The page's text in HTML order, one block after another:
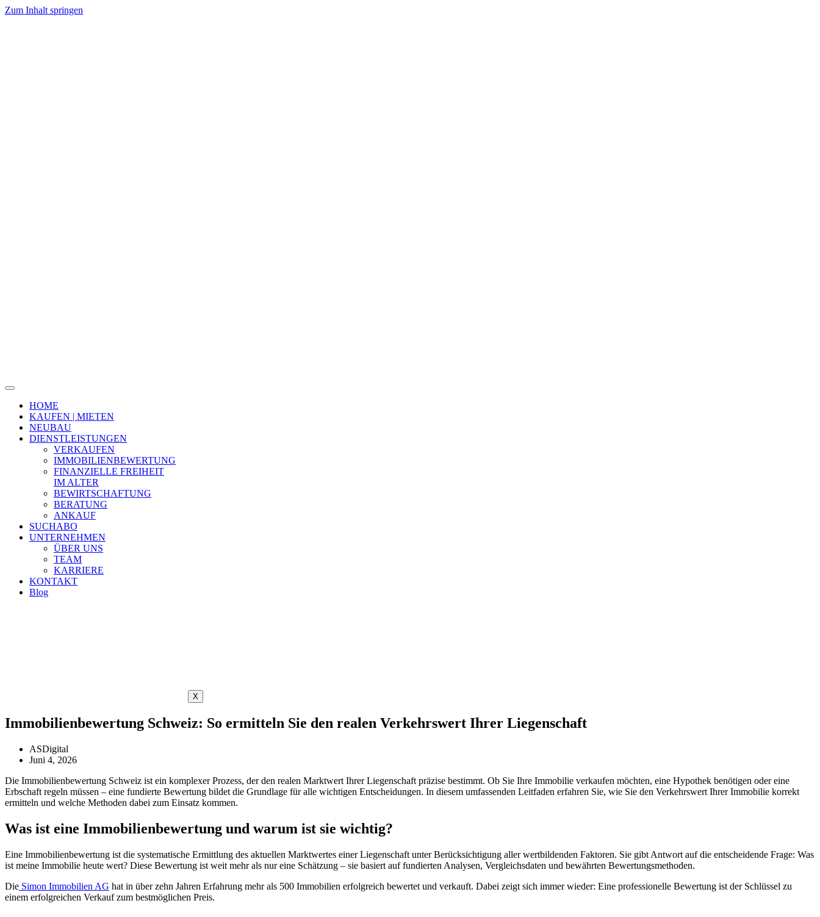
Zum Inhalt springen
HOME
KAUFEN | MIETEN
NEUBAU
DIENSTLEISTUNGEN
VERKAUFEN
IMMOBILIENBEWERTUNG
FINANZIELLE FREIHEIT
IM ALTER
BEWIRTSCHAFTUNG
BERATUNG
ANKAUF
SUCHABO
UNTERNEHMEN
ÜBER UNS
TEAM
KARRIERE
KONTAKT
Blog
X
Immobilienbewertung Schweiz: So ermitteln Sie den realen Verkehrswert Ihrer Liegenschaft
ASDigital
Juni 4, 2026
Die Immobilienbewertung Schweiz ist ein komplexer Prozess, der den realen Marktwert Ihrer Liegenschaft präzise bestimmt. Ob Sie Ihre Immobilie verkaufen möchten, eine Hypothek benötigen oder eine
Erbschaft regeln müssen – eine fundierte Bewertung bildet die Grundlage für alle wichtigen Entscheidungen. In diesem umfassenden Leitfaden erfahren Sie, wie Sie den Verkehrswert Ihrer Immobilie korrekt
ermitteln und welche Methoden dabei zum Einsatz kommen.
Was ist eine Immobilienbewertung und warum ist sie wichtig?
Eine Immobilienbewertung ist die systematische Ermittlung des aktuellen Marktwertes einer Liegenschaft unter Berücksichtigung aller wertbildenden Faktoren. Sie gibt Antwort auf die entscheidende Frage: Was
ist meine Immobilie heute wert? Diese Bewertung ist weit mehr als nur eine Schätzung – sie basiert auf fundierten Analysen, Vergleichsdaten und bewährten Bewertungsmethoden.
Die Simon Immobilien AG hat in über zehn Jahren Erfahrung mehr als 500 Immobilien erfolgreich bewertet und verkauft. Dabei zeigt sich immer wieder: Eine professionelle Bewertung ist der Schlüssel zu
einem erfolgreichen Verkauf zum bestmöglichen Preis.